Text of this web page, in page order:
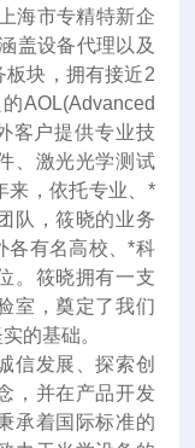
海市专精特新企
盖设备代理以及
板块，拥有接近2
AOL(Advanced
客户提供专业技
、激光光学测试
来 ，依托专业、*
队，筱晓的业务
各有名高校、*科
。筱晓拥有一支
室，奠定了我们
的基础。
信发展、探索创
，并在产品开发
承着国际标准的